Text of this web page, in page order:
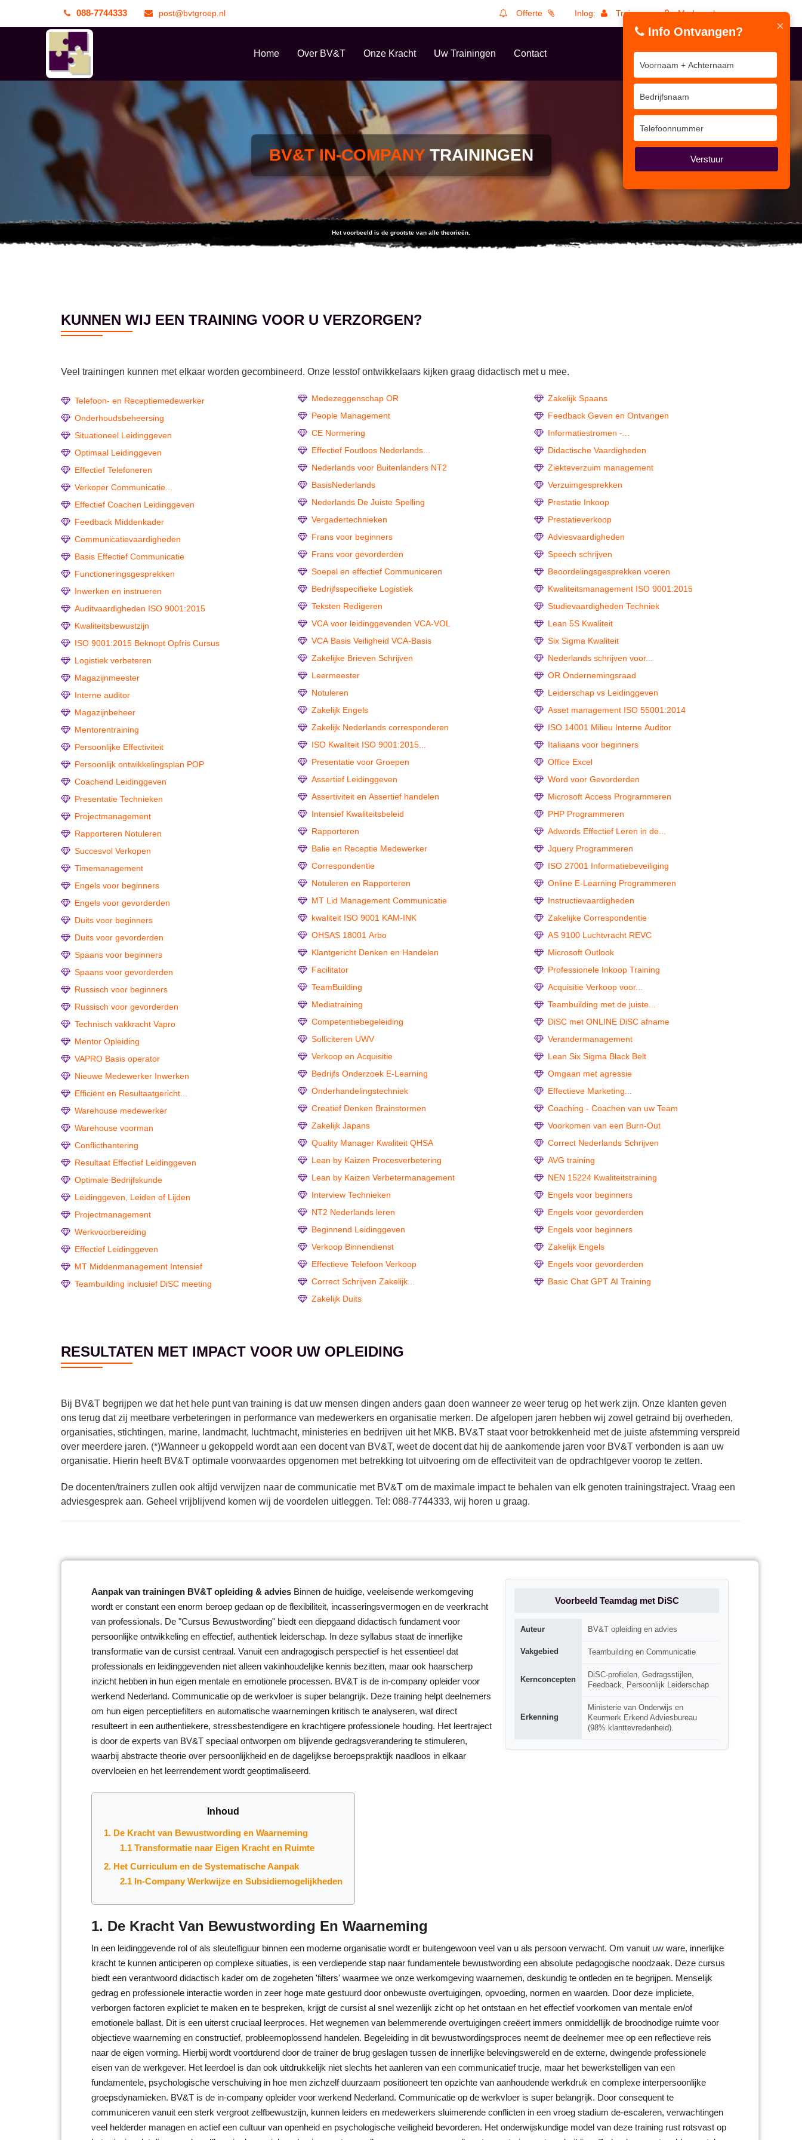
088-7744333 post@bvtgroep.nl Offerte Inlog: Trainers Medewerkers
Home Over BV&T Onze Kracht Uw Trainingen Contact
BV&T IN-COMPANY TRAININGEN
Het voorbeeld is de grootste van alle theorieën.
KUNNEN WIJ EEN TRAINING VOOR U VERZORGEN?
Veel trainingen kunnen met elkaar worden gecombineerd. Onze lesstof ontwikkelaars kijken graag didactisch met u mee.
Telefoon- en Receptiemedewerker
Onderhoudsbeheersing
Situationeel Leidinggeven
Optimaal Leidinggeven
Effectief Telefoneren
Verkoper Communicatie...
Effectief Coachen Leidinggeven
Feedback Middenkader
Communicatievaardigheden
Basis Effectief Communicatie
Functioneringsgesprekken
Inwerken en instrueren
Auditvaardigheden ISO 9001:2015
Kwaliteitsbewustzijn
ISO 9001:2015 Beknopt Opfris Cursus
Logistiek verbeteren
Magazijnmeester
Interne auditor
Magazijnbeheer
Mentorentraining
Persoonlijke Effectiviteit
Persoonlijk ontwikkelingsplan POP
Coachend Leidinggeven
Presentatie Technieken
Projectmanagement
Rapporteren Notuleren
Succesvol Verkopen
Timemanagement
Engels voor beginners
Engels voor gevorderden
Duits voor beginners
Duits voor gevorderden
Spaans voor beginners
Spaans voor gevorderden
Russisch voor beginners
Russisch voor gevorderden
Technisch vakkracht Vapro
Mentor Opleiding
VAPRO Basis operator
Nieuwe Medewerker Inwerken
Efficiënt en Resultaatgericht...
Warehouse medewerker
Warehouse voorman
Conflicthantering
Resultaat Effectief Leidinggeven
Optimale Bedrijfskunde
Leidinggeven, Leiden of Lijden
Projectmanagement
Werkvoorbereiding
Effectief Leidinggeven
MT Middenmanagement Intensief
Teambuilding inclusief DiSC meeting
Medezeggenschap OR
People Management
CE Normering
Effectief Foutloos Nederlands...
Nederlands voor Buitenlanders NT2
BasisNederlands
Nederlands De Juiste Spelling
Vergadertechnieken
Frans voor beginners
Frans voor gevorderden
Soepel en effectief Communiceren
Bedrijfsspecifieke Logistiek
Teksten Redigeren
VCA voor leidinggevenden VCA-VOL
VCA Basis Veiligheid VCA-Basis
Zakelijke Brieven Schrijven
Leermeester
Notuleren
Zakelijk Engels
Zakelijk Nederlands corresponderen
ISO Kwaliteit ISO 9001:2015...
Presentatie voor Groepen
Assertief Leidinggeven
Assertiviteit en Assertief handelen
Intensief Kwaliteitsbeleid
Rapporteren
Balie en Receptie Medewerker
Correspondentie
Notuleren en Rapporteren
MT Lid Management Communicatie
kwaliteit ISO 9001 KAM-INK
OHSAS 18001 Arbo
Klantgericht Denken en Handelen
Facilitator
TeamBuilding
Mediatraining
Competentiebegeleiding
Solliciteren UWV
Verkoop en Acquisitie
Bedrijfs Onderzoek E-Learning
Onderhandelingstechniek
Creatief Denken Brainstormen
Zakelijk Japans
Quality Manager Kwaliteit QHSA
Lean by Kaizen Procesverbetering
Lean by Kaizen Verbetermanagement
Interview Technieken
NT2 Nederlands leren
Beginnend Leidinggeven
Verkoop Binnendienst
Effectieve Telefoon Verkoop
Correct Schrijven Zakelijk...
Zakelijk Duits
Zakelijk Spaans
Feedback Geven en Ontvangen
Informatiestromen -...
Didactische Vaardigheden
Ziekteverzuim management
Verzuimgesprekken
Prestatie Inkoop
Prestatieverkoop
Adviesvaardigheden
Speech schrijven
Beoordelingsgesprekken voeren
Kwaliteitsmanagement ISO 9001:2015
Studievaardigheden Techniek
Lean 5S Kwaliteit
Six Sigma Kwaliteit
Nederlands schrijven voor...
OR Ondernemingsraad
Leiderschap vs Leidinggeven
Asset management ISO 55001:2014
ISO 14001 Milieu Interne Auditor
Italiaans voor beginners
Office Excel
Word voor Gevorderden
Microsoft Access Programmeren
PHP Programmeren
Adwords Effectief Leren in de...
Jquery Programmeren
ISO 27001 Informatiebeveiliging
Online E-Learning Programmeren
Instructievaardigheden
Zakelijke Correspondentie
AS 9100 Luchtvracht REVC
Microsoft Outlook
Professionele Inkoop Training
Acquisitie Verkoop voor...
Teambuilding met de juiste...
DiSC met ONLINE DiSC afname
Verandermanagement
Lean Six Sigma Black Belt
Omgaan met agressie
Effectieve Marketing...
Coaching - Coachen van uw Team
Voorkomen van een Burn-Out
Correct Nederlands Schrijven
AVG training
NEN 15224 Kwaliteitstraining
Engels voor beginners
Engels voor gevorderden
Engels voor beginners
Zakelijk Engels
Engels voor gevorderden
Basic Chat GPT AI Training
RESULTATEN MET IMPACT VOOR UW OPLEIDING
Bij BV&T begrijpen we dat het hele punt van training is dat uw mensen dingen anders gaan doen wanneer ze weer terug op het werk zijn. Onze klanten geven
ons terug dat zij meetbare verbeteringen in performance van medewerkers en organisatie merken. De afgelopen jaren hebben wij zowel getraind bij overheden,
organisaties, stichtingen, marine, landmacht, luchtmacht, ministeries en bedrijven uit het MKB. BV&T staat voor betrokkenheid met de juiste afstemming verspreid
over meerdere jaren. (*)Wanneer u gekoppeld wordt aan een docent van BV&T, weet de docent dat hij de aankomende jaren voor BV&T verbonden is aan uw
organisatie. Hierin heeft BV&T optimale voorwaardes opgenomen met betrekking tot uitvoering om de effectiviteit van de opdrachtgever voorop te zetten.
De docenten/trainers zullen ook altijd verwijzen naar de communicatie met BV&T om de maximale impact te behalen van elk genoten trainingstraject. Vraag een
adviesgesprek aan. Geheel vrijblijvend komen wij de voordelen uitleggen. Tel: 088-7744333, wij horen u graag.
Voorbeeld Teamdag met DiSC
Auteur BV&T opleiding en advies
Vakgebied Teambuilding en Communicatie
Kernconcepten
DiSC-profielen, Gedragsstijlen,
Feedback, Persoonlijk Leiderschap
Erkenning
Ministerie van Onderwijs en
Keurmerk Erkend Adviesbureau
(98% klanttevredenheid).
Aanpak van trainingen BV&T opleiding & advies Binnen de huidige, veeleisende werkomgeving
wordt er constant een enorm beroep gedaan op de flexibiliteit, incasseringsvermogen en de veerkracht
van professionals. De "Cursus Bewustwording" biedt een diepgaand didactisch fundament voor
persoonlijke ontwikkeling en effectief, authentiek leiderschap. In deze syllabus staat de innerlijke
transformatie van de cursist centraal. Vanuit een andragogisch perspectief is het essentieel dat
professionals en leidinggevenden niet alleen vakinhoudelijke kennis bezitten, maar ook haarscherp
inzicht hebben in hun eigen mentale en emotionele processen. BV&T is de in-company opleider voor
werkend Nederland. Communicatie op de werkvloer is super belangrijk. Deze training helpt deelnemers
om hun eigen perceptiefilters en automatische waarnemingen kritisch te analyseren, wat direct
resulteert in een authentiekere, stressbestendigere en krachtigere professionele houding. Het leertraject
is door de experts van BV&T speciaal ontworpen om blijvende gedragsverandering te stimuleren,
waarbij abstracte theorie over persoonlijkheid en de dagelijkse beroepspraktijk naadloos in elkaar
overvloeien en het leerrendement wordt geoptimaliseerd.
Inhoud
1. De Kracht van Bewustwording en Waarneming
1.1 Transformatie naar Eigen Kracht en Ruimte
2. Het Curriculum en de Systematische Aanpak
2.1 In-Company Werkwijze en Subsidiemogelijkheden
1. De Kracht Van Bewustwording En Waarneming
In een leidinggevende rol of als sleutelfiguur binnen een moderne organisatie wordt er buitengewoon veel van u als persoon verwacht. Om vanuit uw ware, innerlijke
kracht te kunnen anticiperen op complexe situaties, is een verdiepende stap naar fundamentele bewustwording een absolute pedagogische noodzaak. Deze cursus
biedt een verantwoord didactisch kader om de zogeheten 'filters' waarmee we onze werkomgeving waarnemen, deskundig te ontleden en te begrijpen. Menselijk
gedrag en professionele interactie worden in zeer hoge mate gestuurd door onbewuste overtuigingen, opvoeding, normen en waarden. Door deze impliciete,
verborgen factoren expliciet te maken en te bespreken, krijgt de cursist al snel wezenlijk zicht op het ontstaan en het effectief voorkomen van mentale en/of
emotionele ballast. Dit is een uiterst cruciaal leerproces. Het wegnemen van belemmerende overtuigingen creëert immers onmiddellijk de broodnodige ruimte voor
objectieve waarneming en constructief, probleemoplossend handelen. Begeleiding in dit bewustwordingsproces neemt de deelnemer mee op een reflectieve reis
naar de eigen vorming. Hierbij wordt voortdurend door de trainer de brug geslagen tussen de innerlijke belevingswereld en de externe, dwingende professionele
eisen van de werkgever. Het leerdoel is dan ook uitdrukkelijk niet slechts het aanleren van een communicatief trucje, maar het bewerkstelligen van een
fundamentele, psychologische verschuiving in hoe men zichzelf duurzaam positioneert ten opzichte van aanhoudende werkdruk en complexe interpersoonlijke
groepsdynamieken. BV&T is de in-company opleider voor werkend Nederland. Communicatie op de werkvloer is super belangrijk. Door consequent te
communiceren vanuit een sterk vergroot zelfbewustzijn, kunnen leiders en medewerkers sluimerende conflicten in een vroeg stadium de-escaleren, verwachtingen
veel helderder managen en actief een cultuur van openheid en psychologische veiligheid bevorderen. Het onderwijskundige model van deze training rust rotsvast op
×
Info Ontvangen?
Verstuur